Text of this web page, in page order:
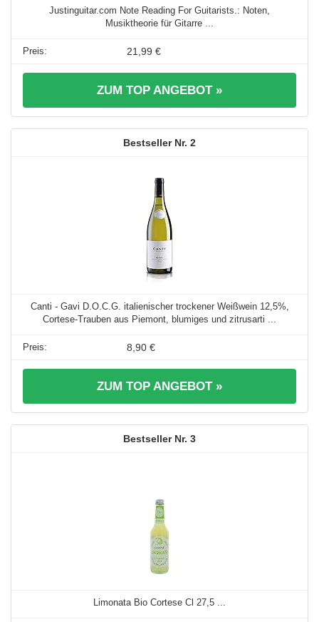
Justinguitar.com Note Reading For Guitarists.: Noten,
Musiktheorie für Gitarre ...
21,99 €
ZUM TOP ANGEBOT »
2
Canti - Gavi D.O.C.G. italienischer trockener Weißwein 12,5%,
Cortese-Trauben aus Piemont, blumiges und zitrusarti ...
8,90 €
ZUM TOP ANGEBOT »
3
Limonata Bio Cortese Cl 27,5 ...